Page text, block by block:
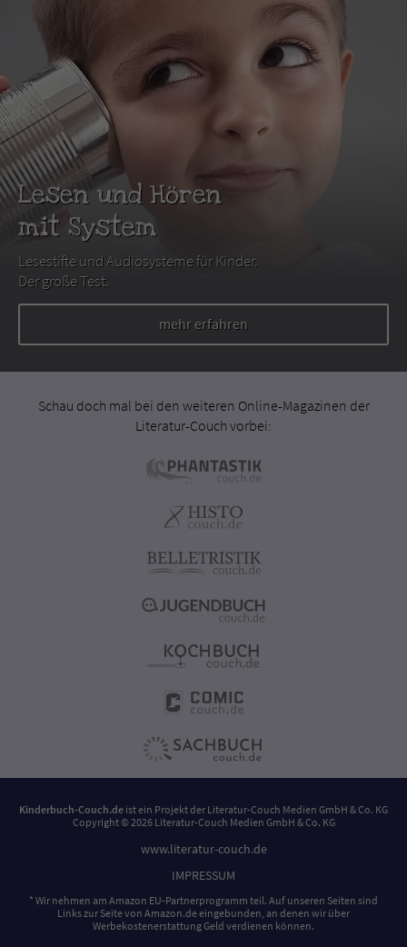
Lesen und Hören
mit System
Lesestifte und Audiosysteme für Kinder.
Der große Test.
mehr erfahren
Schau doch mal bei den weiteren Online-Magazinen der
Literatur-Couch vorbei:
Kinderbuch-Couch.de ist ein Projekt der Literatur-Couch Medien GmbH & Co. KG
Copyright © 2026 Literatur-Couch Medien GmbH & Co. KG
www.literatur-couch.de
IMPRESSUM
* Wir nehmen am Amazon EU-Partnerprogramm teil. Auf unseren Seiten sind
Links zur Seite von Amazon.de eingebunden, an denen wir über
Werbekostenerstattung Geld verdienen können.